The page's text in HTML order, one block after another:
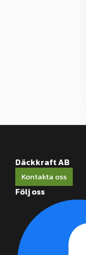
Däckkraft AB
Kontakta oss
Följ oss